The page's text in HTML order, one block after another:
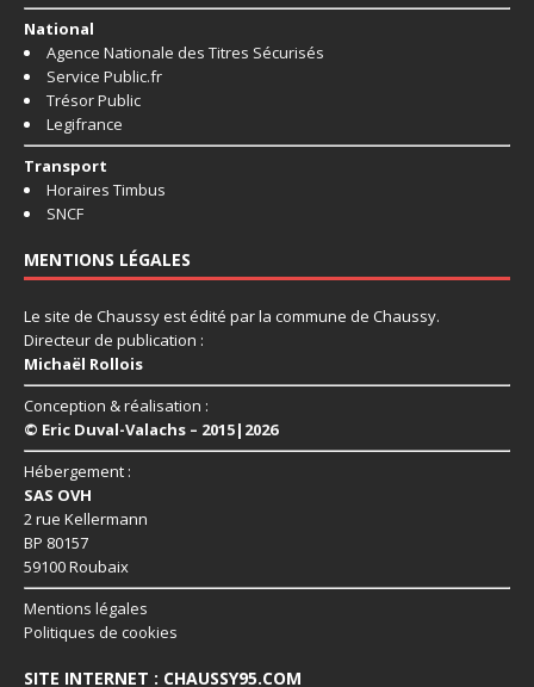
National
Agence Nationale des Titres Sécurisés
Service Public.fr
Trésor Public
Legifrance
Transport
Horaires Timbus
SNCF
MENTIONS LÉGALES
Le site de Chaussy est édité par la commune de Chaussy.
Directeur de publication :
Michaël Rollois
Conception & réalisation :
© Eric Duval-Valachs – 2015|2026
Hébergement :
SAS OVH
2 rue Kellermann
BP 80157
59100 Roubaix
Mentions légales
Politiques de cookies
SITE INTERNET : CHAUSSY95.COM